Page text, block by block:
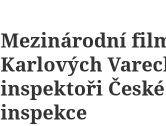
Mezinárodní
Karlových
inspektoři
inspekce